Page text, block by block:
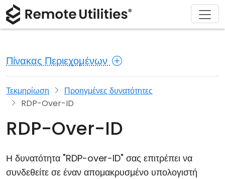
Πίνακας Περιεχομένων
Τεκμηρίωση
Προηγμένες δυνατότητες
RDP-Over-ID
RDP-Over-ID
Η δυνατότητα "RDP-over-ID" σας επιτρέπει να
συνδεθείτε σε έναν απομακρυσμένο υπολογιστή
Προϊόν
Ασφάλεια
Στιγμιότυπα
Τρόποι Σύνδεσης
Μη Επίβλεπτη Πρόσβαση
Λύσεις
Κατασκευή και Λιανική
Υγειονομική περίθαλψη
Πληροφορική
Κατέβασμα
macOS
Linux
Αγορά
Βοηθός άδειας χρήσης
Αναβάθμιση της άδειας χρήσης σας
Υποστήριξη
Τεκμηρίωση
Βάση γνώσεων
Σχετικά
Σαλόνι τύπου
Γράψτε μια κριτική